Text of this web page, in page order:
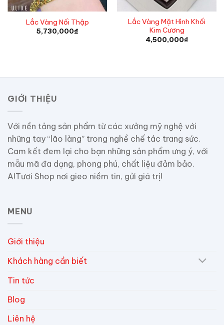
Lắc Vàng Nối Thập
5,730,000₫
Lắc Vàng Mặt Hình Khối
Kim Cương
4,500,000₫
GIỚI THIỆU
Với nền tảng sản phẩm từ các xưởng mỹ nghệ với
những tay “lão làng” trong nghề chế tác trang sức.
Cam kết đem lại cho bạn những sản phẩm ưng ý, với
mẫu mã đa dạng, phong phú, chất liệu đảm bảo.
A!Tươi Shop nơi gieo niềm tin, gửi giá trị!
MENU
Giới thiệu
Khách hàng cần biết
Tin tức
Blog
Liên hệ